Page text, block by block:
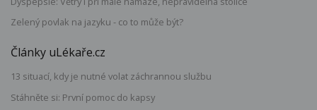
Zelený povlak na jazyku - co to může být?
Články uLékaře.cz
13 situací, kdy je nutné volat záchrannou službu
Stáhněte si: První pomoc do kapsy